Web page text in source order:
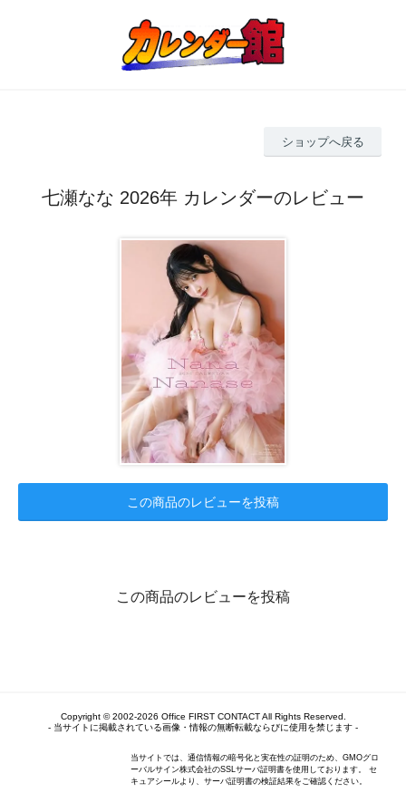
ショップへ戻る
七瀬なな 2026年 カレンダーのレビュー
この商品のレビューを投稿
この商品のレビューを投稿
Copyright © 2002-2026 Office FIRST CONTACT All Rights Reserved.
- 当サイトに掲載されている画像・情報の無断転載ならびに使用を禁じます -
当サイトでは、通信情報の暗号化と実在性の証明のため、GMOグロ
ーバルサイン株式会社のSSLサーバ証明書を使用しております。 セ
キュアシールより、サーバ証明書の検証結果をご確認ください。